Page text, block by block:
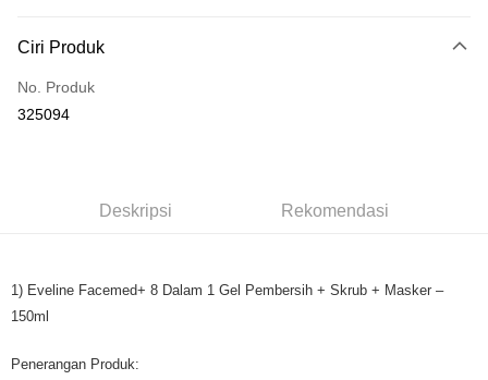
Hanya menyokong Maybank, CIMB Bank, Public Bank, RHB Bank, Hong
Boost
Pilihan Penghantaran
Ciri Produk
No. Produk
325094
Deskripsi Rekomendasi
1) Eveline Facemed+ 8 Dalam 1 Gel Pembersih + Skrub + Masker –
150ml
Penerangan Produk: